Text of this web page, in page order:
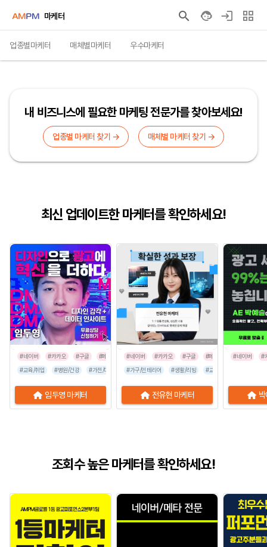
마케터
업종별마케터 매체별마케터 우수마케터
내 비즈니스에 필요한 마케팅 전문가를 찾아보세요!
업종별 마케터 찾기 → 매체별 마케터 찾기 →
최신 업데이트한 마케터를 확인하세요!
#네이버 #카카오 #구글 #페이스북
#인스타그램
#교육/취업
#병원/건강 #가전/디지털 #뷰티/미용 #스타트업 #식품/음료
임두영 마케터
#네이버 #카카오 #구글 #페이스북
#인스타그램
#가구/인테리어
#생활/리빙 #교육/취업
전유현 마케터
#네이버 #
조회수 높은 마케터를 확인하세요!